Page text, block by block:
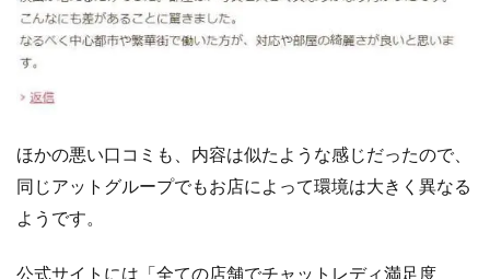
ほかの悪い口コミも、内容は似たような感じだったので、
同じアットグループでもお店によって環境は大きく異なる
ようです。
公式サイトには「全ての店舗でチャットレディ満足度